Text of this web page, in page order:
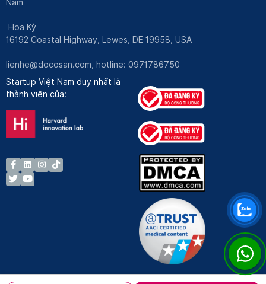
Nam
Hoa Kỳ
16192 Coastal Highway, Lewes, DE 19958, USA
lienhe@docosan.com, hotline: 0971786750
Startup Việt Nam duy nhất là
thành viên của: